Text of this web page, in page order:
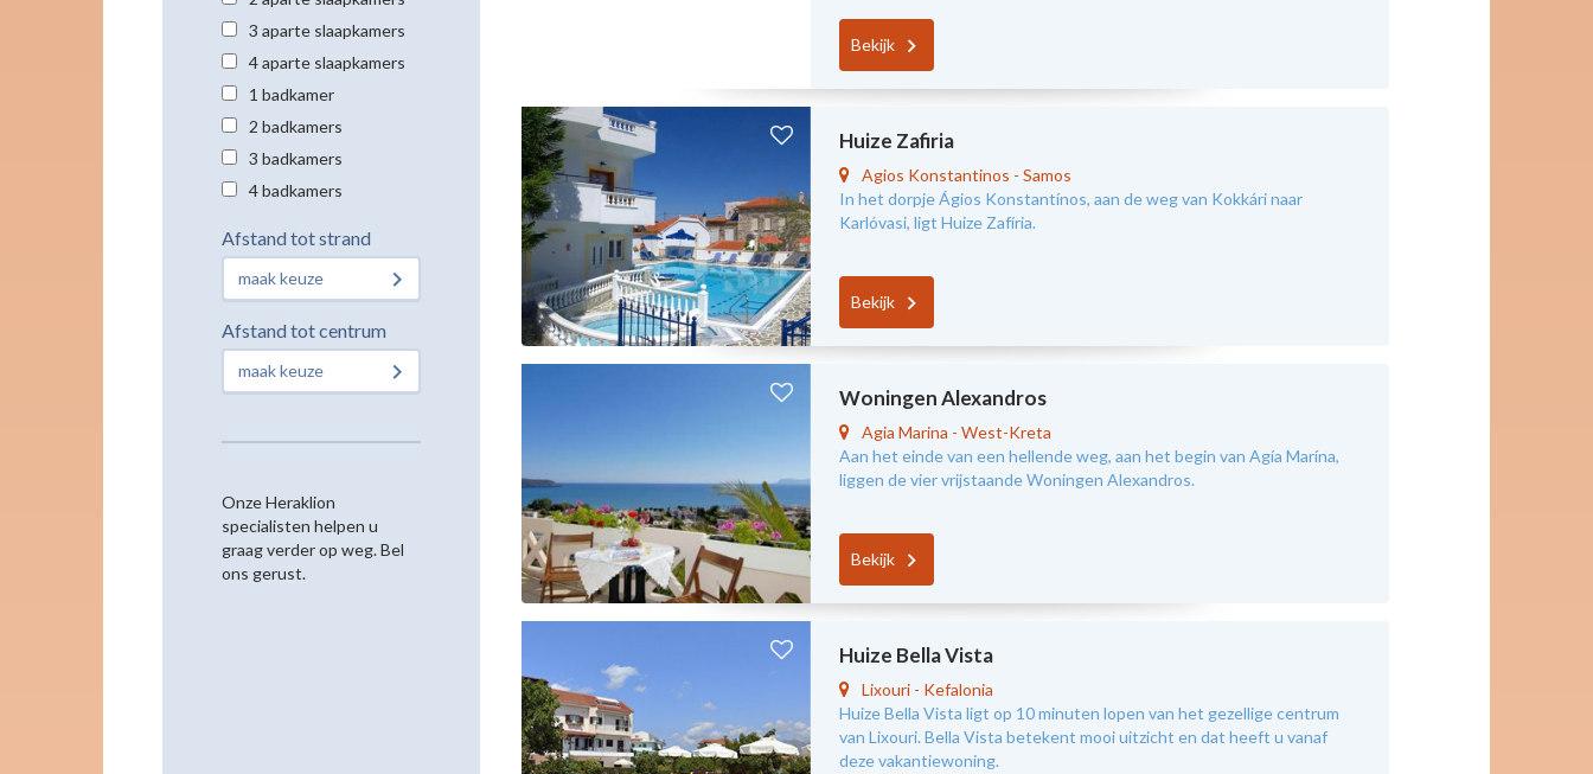
3 aparte slaapkamers
4 aparte slaapkamers
1 badkamer
2 badkamers
3 badkamers
4 badkamers
Afstand tot strand
maak keuze
Afstand tot centrum
maak keuze
Onze Heraklion
specialisten helpen u
graag verder op weg. Bel
ons gerust.
Bekijk
Huize Zafiria
Agios Konstantinos - Samos
In het dorpje Ágios Konstantínos, aan de weg van Kokkári naar
Karlóvasi, ligt Huize Zafíria.
Bekijk
Woningen Alexandros
Agia Marina - West-Kreta
Aan het einde van een hellende weg, aan het begin van Agía Marína,
liggen de vier vrijstaande Woningen Alexandros.
Bekijk
Huize Bella Vista
Lixouri- Kefalonia
Huize Bella Vista ligt op 10 minuten lopen van het gezellige centrum
van Lixouri. Bella Vista betekent mooi uitzicht en dat heeft u vanaf
deze vakantiewoning.